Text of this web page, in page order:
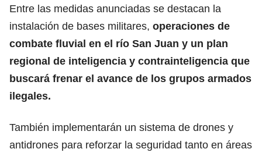
Entre las medidas anunciadas se destacan la
instalación de bases militares, operaciones de
combate fluvial en el río San Juan y un plan
regional de inteligencia y contrainteligencia que
buscará frenar el avance de los grupos armados
ilegales.
También implementarán un sistema de drones y
antidrones para reforzar la seguridad tanto en áreas